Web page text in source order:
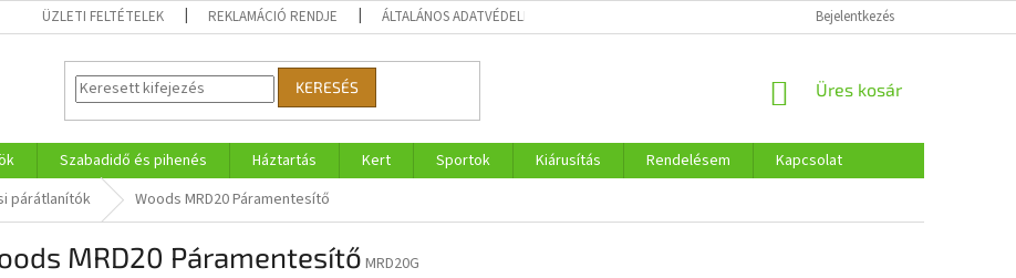
ÜZLETI FELTÉTELEK REKLAMÁCIÓ RENDJE ÁLTALÁNOS ADATVÉDELMI SZABÁLYOZÁS Bejelentkezés
KERESÉS KOSÁR
Üres kosár
Szabadidő és pihenés Háztartás Kert Sportok Kiárusítás Rendelésem
Kapcsolat
párátlanítók Woods MRD20 Páramentesítő
MRD20 Páramentesítő MRD20G